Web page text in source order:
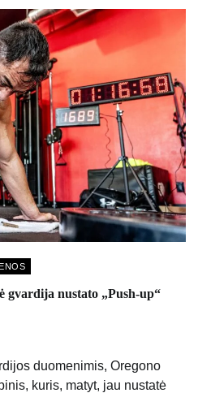
gvardija nustato „Push-up“
duomenimis, Oregono
kuris, matyt, jau nustatė